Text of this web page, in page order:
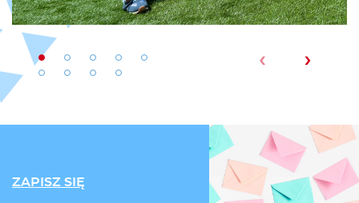
‹ ›
ZAPISZ SIĘ